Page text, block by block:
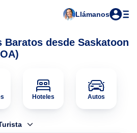
Llámanos
Baratos desde Saskatoon
Hoteles Autos